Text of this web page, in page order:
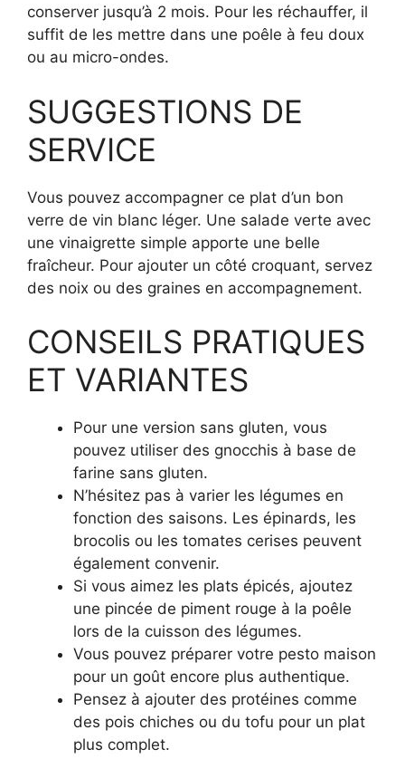
conserver jusqu’à 2 mois. Pour les réchauffer, il
suffit de les mettre dans une poêle à feu doux
ou au micro-ondes.
SUGGESTIONS DE
SERVICE
Vous pouvez accompagner ce plat d’un bon
verre de vin blanc léger. Une salade verte avec
une vinaigrette simple apporte une belle
fraîcheur. Pour ajouter un côté croquant, servez
des noix ou des graines en accompagnement.
CONSEILS PRATIQUES
ET VARIANTES
Pour une version sans gluten, vous
pouvez utiliser des gnocchis à base de
farine sans gluten.
N’hésitez pas à varier les légumes en
fonction des saisons. Les épinards, les
brocolis ou les tomates cerises peuvent
également convenir.
Si vous aimez les plats épicés, ajoutez
une pincée de piment rouge à la poêle
lors de la cuisson des légumes.
Vous pouvez préparer votre pesto maison
pour un goût encore plus authentique.
Pensez à ajouter des protéines comme
des pois chiches ou du tofu pour un plat
plus complet.